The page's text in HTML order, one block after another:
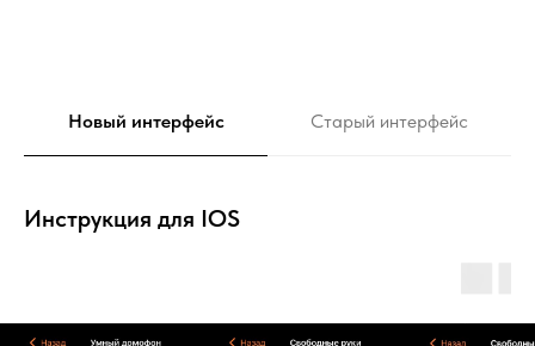
Новый интерфейс Старый интерфейс
Инструкция для IOS